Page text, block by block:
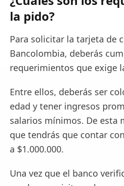
la pido?
Para solicitar la tarjeta de
Bancolombia, deberás
requerimientos que exige
Entre ellos, deberás ser
edad y tener ingresos
salarios mínimos. De esta
que tendrás que contar
a $1.000.000.
Una vez que el banco